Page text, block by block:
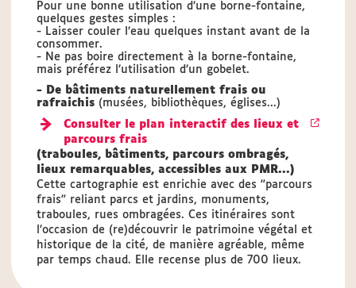
Pour une bonne utilisation d’une borne-fontaine,
quelques gestes simples :
- Laisser couler l’eau quelques instant avant de la
consommer.
- Ne pas boire directement à la borne-fontaine,
mais préférez l’utilisation d’un gobelet.
- De bâtiments naturellement frais ou
rafraichis (musées, bibliothèques, églises...)
Consulter le plan interactif des lieux et
parcours frais
(traboules, bâtiments, parcours ombragés,
lieux remarquables, accessibles aux PMR...)
Cette cartographie est enrichie avec des "parcours
frais" reliant parcs et jardins, monuments,
traboules, rues ombragées. Ces itinéraires sont
l’occasion de (re)découvrir le patrimoine végétal et
historique de la cité, de manière agréable, même
par temps chaud. Elle recense plus de 700 lieux.